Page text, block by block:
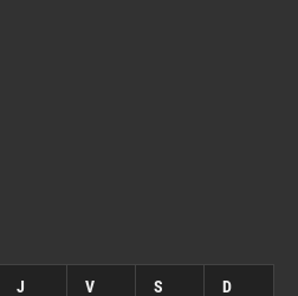
J V S D